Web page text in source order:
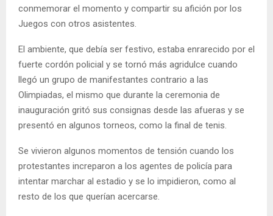
conmemorar el momento y compartir su afición por los
Juegos con otros asistentes.
El ambiente, que debía ser festivo, estaba enrarecido por el
fuerte cordón policial y se tornó más agridulce cuando
llegó un grupo de manifestantes contrario a las
Olimpiadas, el mismo que durante la ceremonia de
inauguración gritó sus consignas desde las afueras y se
presentó en algunos torneos, como la final de tenis.
Se vivieron algunos momentos de tensión cuando los
protestantes increparon a los agentes de policía para
intentar marchar al estadio y se lo impidieron, como al
resto de los que querían acercarse.